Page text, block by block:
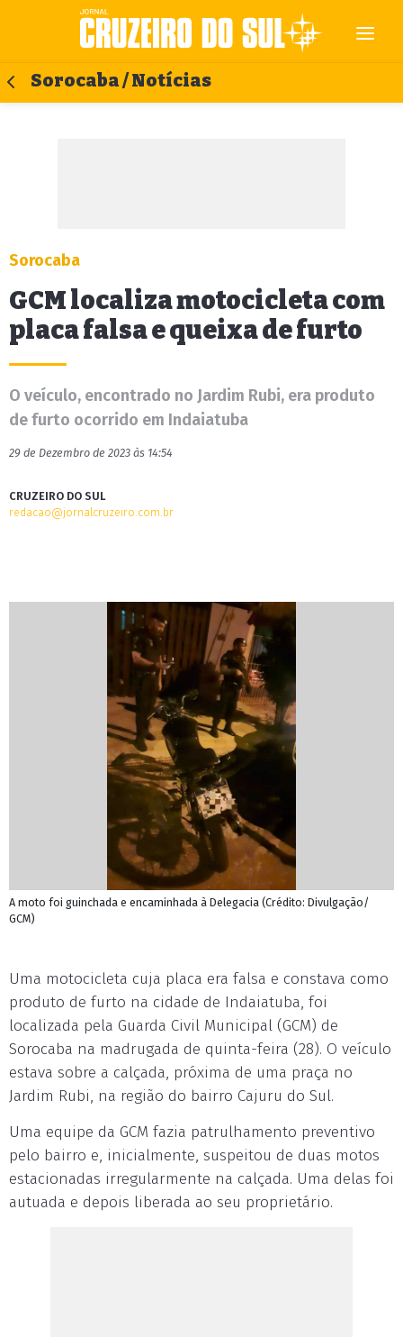
Sorocaba / Notícias
Sorocaba
GCM localiza motocicleta com
placa falsa e queixa de furto
O veículo, encontrado no Jardim Rubi, era produto
de furto ocorrido em Indaiatuba
29 de Dezembro de 2023 às 14:54
CRUZEIRO DO SUL
redacao@jornalcruzeiro.com.br
A moto foi guinchada e encaminhada à Delegacia (Crédito: Divulgação/
GCM)
Uma motocicleta cuja placa era falsa e constava como
produto de furto na cidade de Indaiatuba, foi
localizada pela Guarda Civil Municipal (GCM) de
Sorocaba na madrugada de quinta-feira (28). O veículo
estava sobre a calçada, próxima de uma praça no
Jardim Rubi, na região do bairro Cajuru do Sul.
Uma equipe da GCM fazia patrulhamento preventivo
pelo bairro e, inicialmente, suspeitou de duas motos
estacionadas irregularmente na calçada. Uma delas foi
autuada e depois liberada ao seu proprietário.